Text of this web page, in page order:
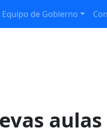
Equipo de Gobierno
aulas